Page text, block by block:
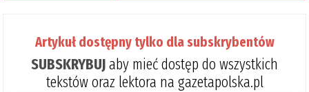
Artykuł dostępny tylko dla subskrybentów
SUBSKRYBUJaby mieć dostęp do wszystkich
tekstów oraz lektora na gazetapolska.pl